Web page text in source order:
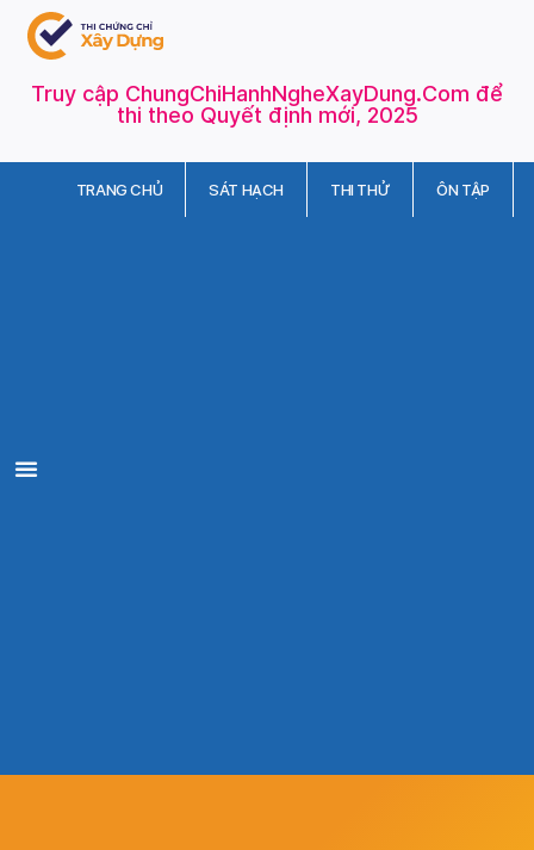
Truy cập ChungChiHanhNgheXayDung.Com để
thi theo Quyết định mới, 2025
TRANG CHỦ SÁT HẠCH THI THỬ ÔN TẬP